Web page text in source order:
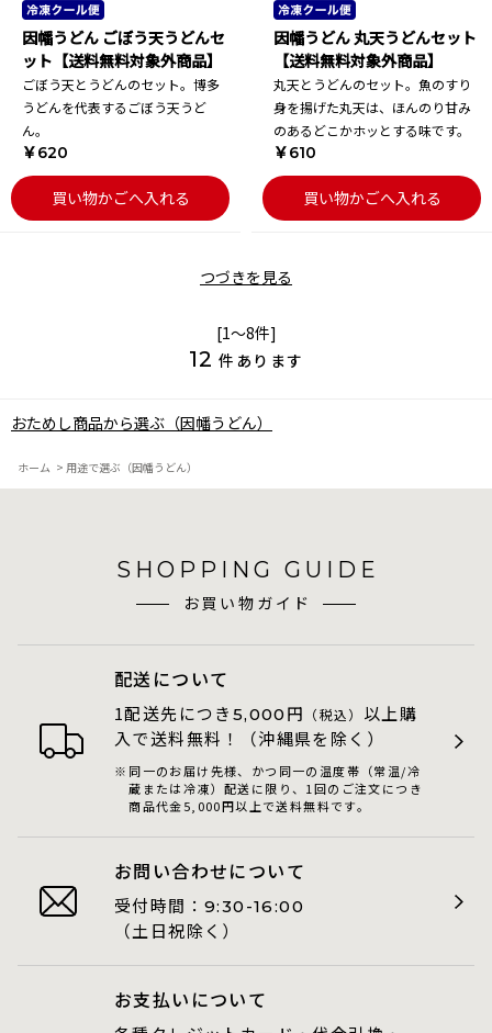
因幡うどん ごぼう天うどんセ
ット【送料無料対象外商品】
ごぼう天とうどんのセット。博多
うどんを代表するごぼう天うど
ん。
￥620
買い物かごへ入れる
因幡うどん 丸天うどんセット
【送料無料対象外商品】
丸天とうどんのセット。魚のすり
身を揚げた丸天は、ほんのり甘み
のあるどこかホッとする味です。
￥610
買い物かごへ入れる
つづきを見る
[1～8件]
12 件あります
おためし商品から選ぶ（因幡うどん）
ホーム > 用途で選ぶ（因幡うどん）
SHOPPING GUIDE
お買い物ガイド
配送について
1配送先につき 5,000 円 （税込） 以上購
入で送料無料！（沖縄県を除く）
同一のお届け先様、かつ同一の温度帯（常温/冷
蔵または冷凍）配送に限り、1回のご注文につき
商品代金5,000円以上で送料無料です。
お問い合わせについて
受付時間： 9:30-16:00
（土日祝除く）
お支払いについて